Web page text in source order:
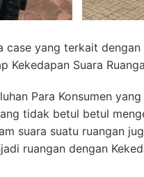
case yang terkait
Kekedapan Suara
Para Konsumen
tidak betul betul
suara suatu ruangan
ruangan dengan